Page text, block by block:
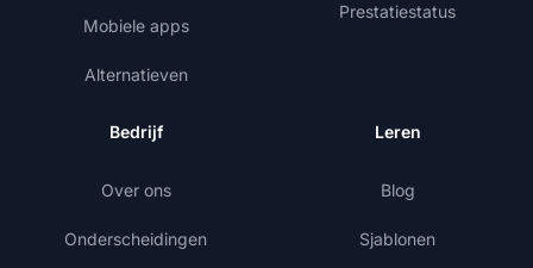
Mobiele apps
Alternatieven
Prestatiestatus
Bedrijf
Over ons
Onderscheidingen
Leren
Blog
Sjablonen